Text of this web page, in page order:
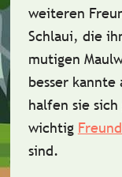
weiteren
Schlaui, die
mutigen
besser
halfen sie
wichtig
sind.